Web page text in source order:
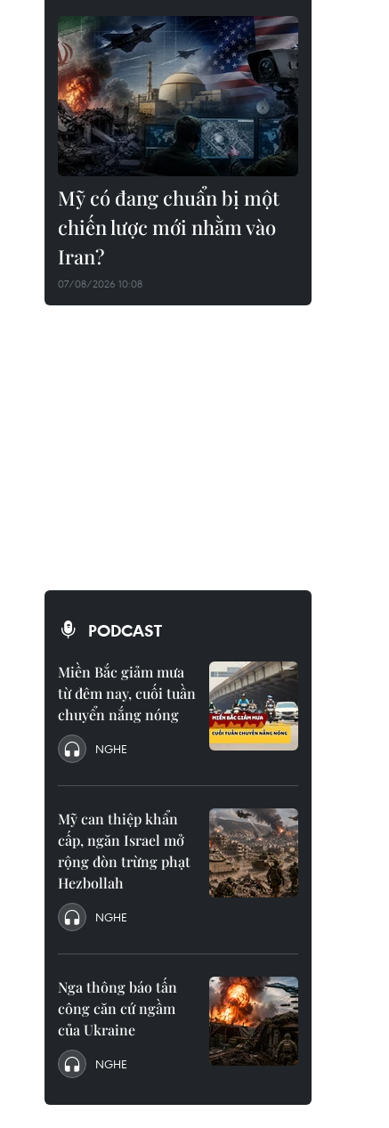
Mỹ có đang chuẩn bị một
chiến lược mới nhằm vào
Iran?
07/08/2026 10:08
PODCAST
Miền Bắc giảm mưa
từ đêm nay, cuối tuần
chuyển nắng nóng
NGHE
Mỹ can thiệp khẩn
cấp, ngăn Israel mở
rộng đòn trừng phạt
Hezbollah
NGHE
Nga thông báo tấn
công căn cứ ngầm
của Ukraine
NGHE